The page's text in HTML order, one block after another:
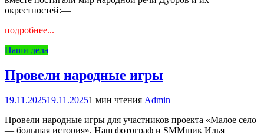
окрестностей:—
подробнее...
Наши дела
Провели народные игры
19.11.202519.11.20251 мин чтения Admin
Провели народные игры для участников проекта «Малое село
— большая история». Наш фотограф и SMMщик Илья